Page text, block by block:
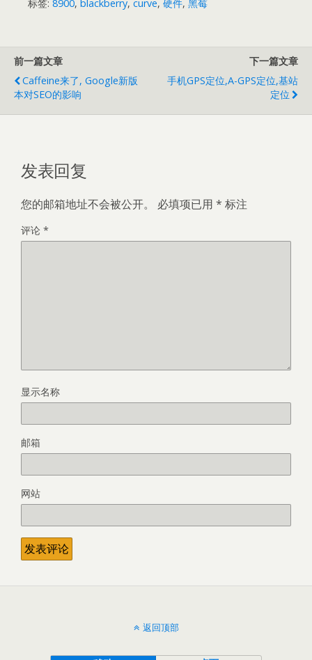
标签: 8900, blackberry, curve, 硬件, 黑莓
前一篇文章
Caffeine来了, Google新版
本对SEO的影响
下一篇文章
手机GPS定位,A-GPS定位,基站
定位
发表回复
您的邮箱地址不会被公开。 必填项已用 * 标注
评论 *
显示名称
邮箱
网站
返回顶部